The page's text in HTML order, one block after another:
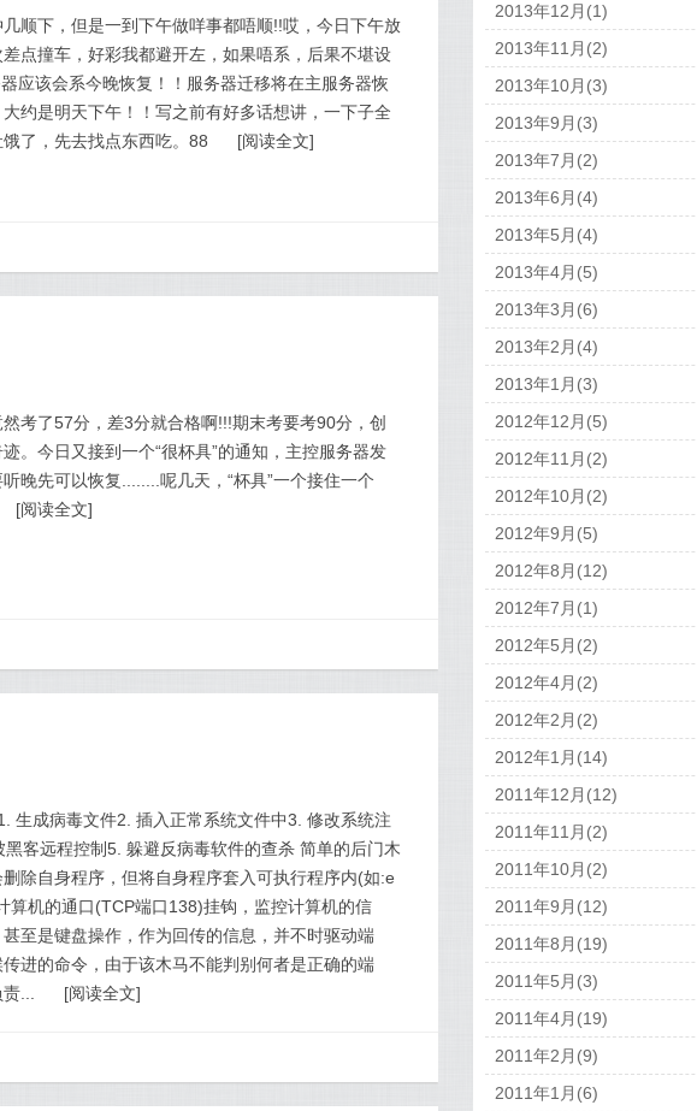
顺下，但是一到下午做咩事都唔顺!!哎，今日下午放
点撞车，好彩我都避开左，如果唔系，后果不堪设
应该会系今晚恢复！！服务器迁移将在主服务器恢
约是明天下午！！写之前有好多话想讲，一下子全
了，先去找点东西吃。88
[阅读全文]
考了57分，差3分就合格啊!!!期末考要考90分，创
。今日又接到一个“很杯具”的通知，主控服务器发
晚先可以恢复........呢几天，“杯具”一个接住一个
[阅读全文]
生成病毒文件2. 插入正常系统文件中3. 修改系统注
黑客远程控制5. 躲避反病毒软件的查杀 简单的后门木
除自身程序，但将自身程序套入可执行程序内(如:e
算机的通口(TCP端口138)挂钩，监控计算机的信
至是键盘操作，作为回传的信息，并不时驱动端
进的命令，由于该木马不能判别何者是正确的端
...
[阅读全文]
2013年12月(1)
2013年11月(2)
2013年10月(3)
2013年9月(3)
2013年7月(2)
2013年6月(4)
2013年5月(4)
2013年4月(5)
2013年3月(6)
2013年2月(4)
2013年1月(3)
2012年12月(5)
2012年11月(2)
2012年10月(2)
2012年9月(5)
2012年8月(12)
2012年7月(1)
2012年5月(2)
2012年4月(2)
2012年2月(2)
2012年1月(14)
2011年12月(12)
2011年11月(2)
2011年10月(2)
2011年9月(12)
2011年8月(19)
2011年5月(3)
2011年4月(19)
2011年2月(9)
2011年1月(6)